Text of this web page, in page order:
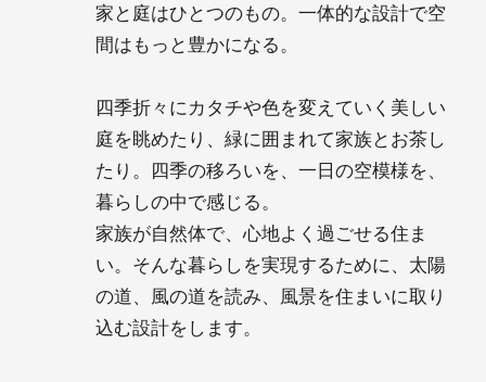
家と庭はひとつのもの。一体的な設計で空
間はもっと豊かになる。
四季折々にカタチや色を変えていく美しい
庭を眺めたり、緑に囲まれて家族とお茶し
たり。四季の移ろいを、一日の空模様を、
暮らしの中で感じる。
家族が自然体で、心地よく過ごせる住ま
い。そんな暮らしを実現するために、太陽
の道、風の道を読み、風景を住まいに取り
込む設計をします。